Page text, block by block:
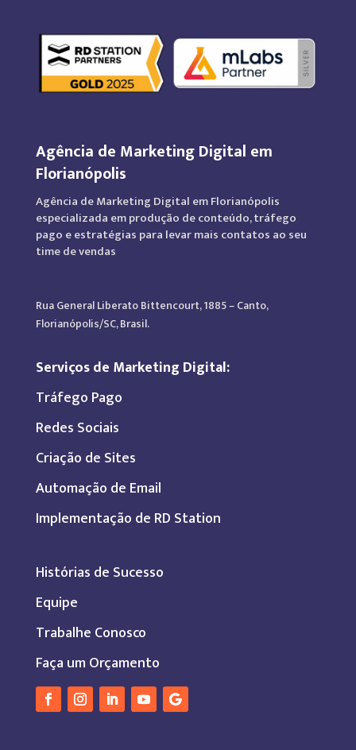
Agência de Marketing Digital em
Florianópolis
Agência de Marketing Digital em Florianópolis
especializada em produção de conteúdo, tráfego
pago e estratégias para levar mais contatos ao seu
time de vendas
Rua General Liberato Bittencourt, 1885 – Canto,
Florianópolis/SC, Brasil.
Serviços de Marketing Digital:
Tráfego Pago
Redes Sociais
Criação de Sites
Automação de Email
Implementação de RD Station
Histórias de Sucesso
Equipe
Trabalhe Conosco
Faça um Orçamento